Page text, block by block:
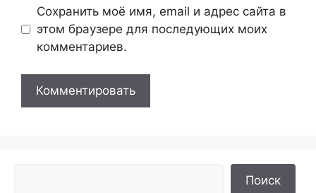
Сохранить моё имя, email и адрес сайта в
этом браузере для последующих моих
комментариев.
Поиск